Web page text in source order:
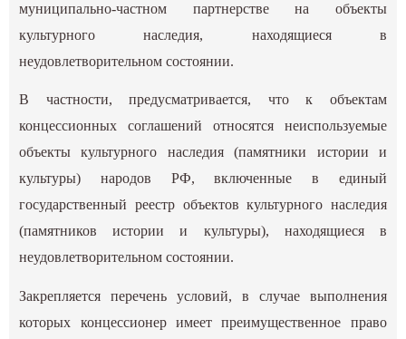
муниципально-частном партнерстве на объекты
культурного наследия, находящиеся в
неудовлетворительном состоянии.
В частности, предусматривается, что к объектам
концессионных соглашений относятся неиспользуемые
объекты культурного наследия (памятники истории и
культуры) народов РФ, включенные в единый
государственный реестр объектов культурного наследия
(памятников истории и культуры), находящиеся в
неудовлетворительном состоянии.
Закрепляется перечень условий, в случае выполнения
которых концессионер имеет преимущественное право